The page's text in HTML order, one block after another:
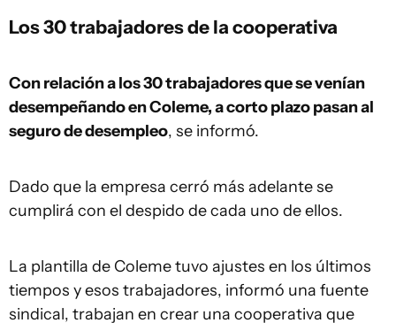
Los 30 trabajadores de la cooperativa
Con relación a los 30 trabajadores que se venían
desempeñando en Coleme, a corto plazo pasan al
seguro de desempleo, se informó.
Dado que la empresa cerró más adelante se
cumplirá con el despido de cada uno de ellos.
La plantilla de Coleme tuvo ajustes en los últimos
tiempos y esos trabajadores, informó una fuente
sindical, trabajan en crear una cooperativa que